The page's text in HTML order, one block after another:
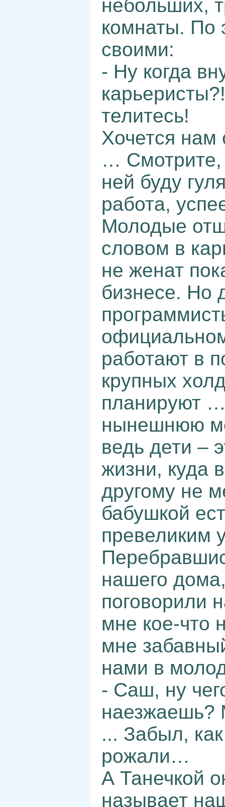
небольших,
комнаты. По
своими:
- Ну когда
телитесь!
Хочется нам
… Смотрите,
ней буду
работа,
Молодые
словом в
не женат
бизнесе. Но
работают в
крупных
планируют
нынешнюю
ведь дети –
жизни, куда
другому не
бабушкой
превеликим
нашего
поговорили
мне кое-что
мне
нами в
- Саш, ну
наезжаешь?
... Забыл,
рожали…
А Танечкой
называет